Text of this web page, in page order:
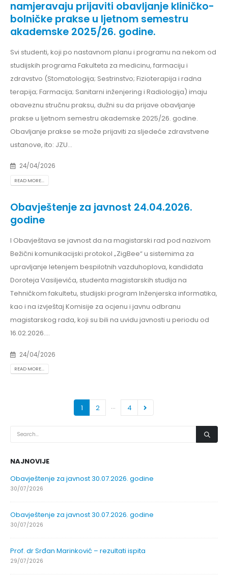
namjeravaju prijaviti obavljanje kliničko-
bolničke prakse u ljetnom semestru
akademske 2025/26. godine.
Svi studenti, koji po nastavnom planu i programu na nekom od
studijskih programa Fakulteta za medicinu, farmaciju i
zdravstvo (Stomatologija; Sestrinstvo; Fizioterapija i radna
terapija; Farmacija; Sanitarni inženjering i Radiologija) imaju
obaveznu stručnu praksu, dužni su da prijave obavljanje
prakse u ljetnom semestru akademske 2025/26. godine.
Obavljanje prakse se može prijaviti za sljedeće zdravstvene
ustanove, ito: JZU...
24/04/2026
READ MORE...
Obavještenje za javnost 24.04.2026.
godine
I Obavještava se javnost da na magistarski rad pod nazivom
Bežični komunikacijski protokol „ZigBee“ u sistemima za
upravljanje letenjem bespilotnih vazduhoplova, kandidata
Doroteja Vasiljevića, studenta magistarskih studija na
Tehničkom fakultetu, studijski program Inženjerska informatika,
kao i na izvještaj Komisije za ocjenu i javnu odbranu
magistarskog rada, koji su bili na uvidu javnosti u periodu od
16.02.2026....
24/04/2026
READ MORE...
1 2 … 4
NAJNOVIJE
Obavještenje za javnost 30.07.2026. godine
30/07/2026
Obavještenje za javnost 30.07.2026. godine
30/07/2026
Prof. dr Srđan Marinković – rezultati ispita
29/07/2026